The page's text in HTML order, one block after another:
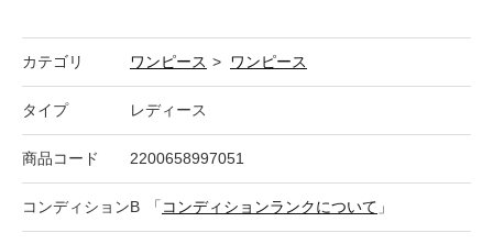
カテゴリ ワンピース > ワンピース
タイプ レディース
商品コード 2200658997051
コンディションB 「 コンディションランクについて 」